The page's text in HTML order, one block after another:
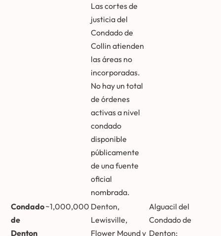
Las cortes de
justicia del
Condado de
Collin atienden
las áreas no
incorporadas.
No hay un total
de órdenes
activas a nivel
condado
disponible
públicamente
de una fuente
oficial
nombrada.
Condado
de
Denton
~1,000,000 Denton,
Lewisville,
Flower Mound y
Alguacil del
Condado de
Denton: